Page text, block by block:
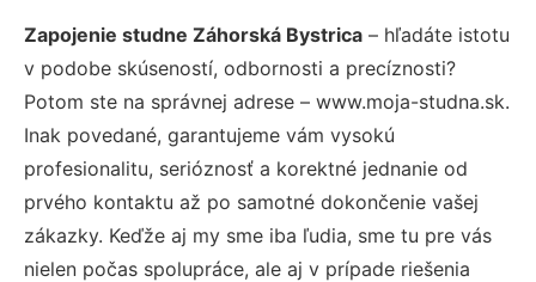
Zapojenie studne Záhorská Bystrica – hľadáte istotu
v podobe skúseností, odbornosti a precíznosti?
Potom ste na správnej adrese – www.moja-studna.sk.
Inak povedané, garantujeme vám vysokú
profesionalitu, serióznosť a korektné jednanie od
prvého kontaktu až po samotné dokončenie vašej
zákazky. Keďže aj my sme iba ľudia, sme tu pre vás
nielen počas spolupráce, ale aj v prípade riešenia